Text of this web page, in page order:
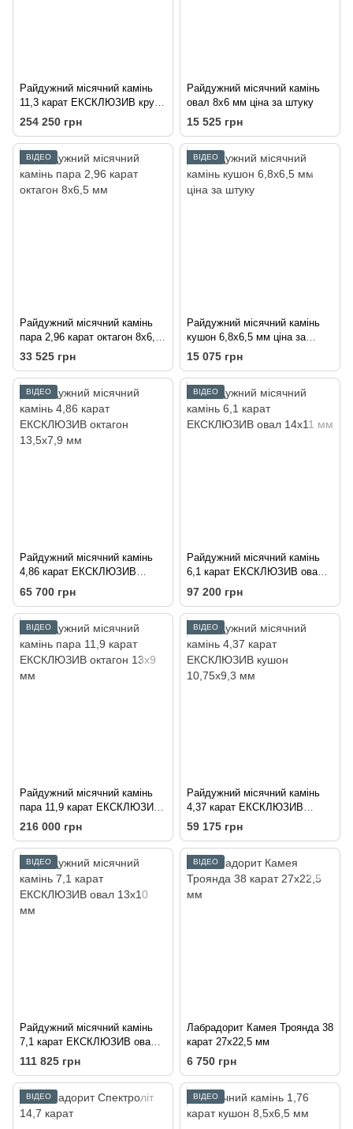
Райдужний місячний камінь
11,3 карат ЕКСКЛЮЗИВ круг
13,5 мм
254 250 грн
Райдужний місячний камінь
овал 8х6 мм ціна за штуку
15 525 грн
ВІДЕО
Райдужний місячний камінь
пара 2,96 карат октагон 8х6,5
мм
33 525 грн
ВІДЕО
Райдужний місячний камінь
кушон 6,8х6,5 мм ціна за
штуку
15 075 грн
ВІДЕО
Райдужний місячний камінь
4,86 карат ЕКСКЛЮЗИВ
октагон 13,5х7,9 мм
65 700 грн
ВІДЕО
Райдужний місячний камінь
6,1 карат ЕКСКЛЮЗИВ овал
14х11 мм
97 200 грн
ВІДЕО
Райдужний місячний камінь
пара 11,9 карат ЕКСКЛЮЗИВ
октагон 13х9 мм
216 000 грн
ВІДЕО
Райдужний місячний камінь
4,37 карат ЕКСКЛЮЗИВ
кушон 10,75х9,3 мм
59 175 грн
ВІДЕО
Райдужний місячний камінь
7,1 карат ЕКСКЛЮЗИВ овал
13х10 мм
111 825 грн
ВІДЕО
Лабрадорит Камея Троянда 38
карат 27х22,5 мм
6 750 грн
ВІДЕО ВІДЕО